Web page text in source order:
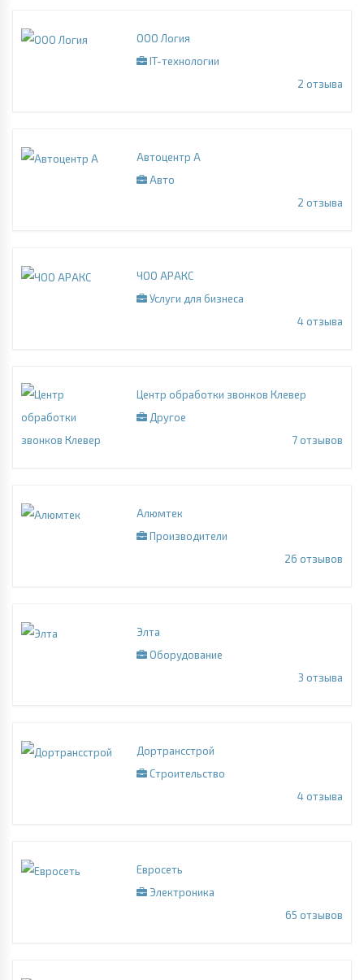
ООО Логия
IT-технологии
2 отзыва
Автоцентр А
Авто
2 отзыва
ЧОО АРАКС
Услуги для бизнеса
4 отзыва
Центр обработки звонков Клевер
Другое
7отзывов
Алюмтек
Производители
26 отзывов
Элта
Оборудование
3 отзыва
Дортрансстрой
Строительство
4 отзыва
Евросеть
Электроника
65 отзывов